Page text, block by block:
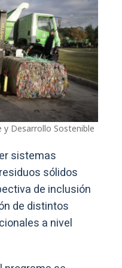
Desarrollo Sostenible
sistemas
sólidos
de inclusión
de distintos
a nivel